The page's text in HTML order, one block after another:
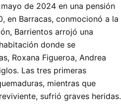
de 2024 en una pensión
en Barracas, conmocionó a la
Barrientos arrojó una
donde se
Roxana Figueroa, Andrea
Las tres primeras
mientras que
sufrió graves heridas.